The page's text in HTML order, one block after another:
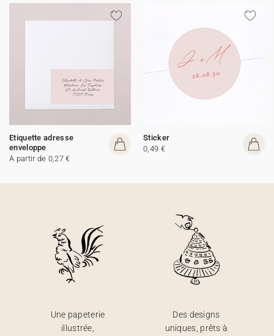
Etiquette adresse
enveloppe
A partir de 0,27 €
Sticker
0,49 €
Une papeterie
illustrée,
Des designs
uniques, prêts à